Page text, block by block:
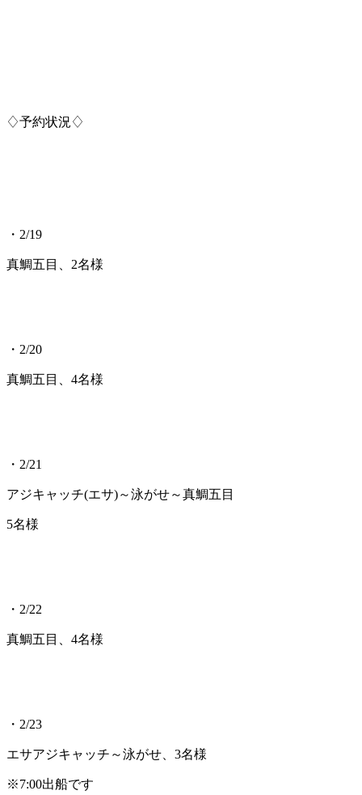
♢予約状況♢
・2/19
真鯛五目、2名様
・2/20
真鯛五目、4名様
・2/21
アジキャッチ(エサ)～泳がせ～真鯛五目
5名様
・2/22
真鯛五目、4名様
・2/23
エサアジキャッチ～泳がせ、3名様
※7:00出船です